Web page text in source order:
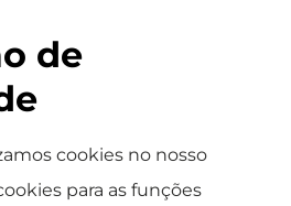
Paul
de
cookies no nosso
para as funções